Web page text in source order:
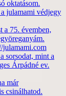
oktatásom.
julamami védjegy
a 75. évemben,
julamami.com
sorsodat, mint a
Árpádné ev.
már
csinálhatod.